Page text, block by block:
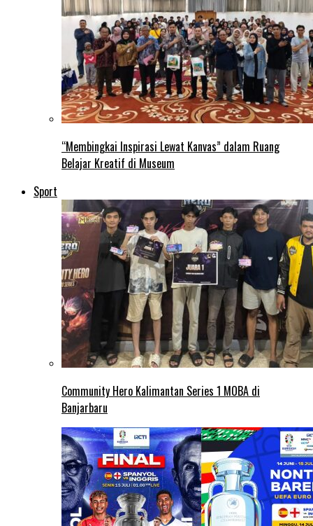
“Membingkai Inspirasi Lewat Kanvas” dalam Ruang
Belajar Kreatif di Museum
Sport
Community Hero Kalimantan Series 1 MOBA di
Banjarbaru